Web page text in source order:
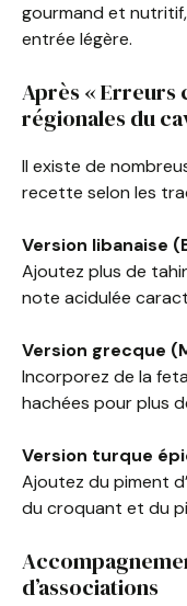
gourmand et
entrée légère.
Après « Erreurs
régionales du
Il existe de
recette selon les
Version libanaise
Ajoutez plus de
note acidulée
Version grecque
Incorporez de la
hachées pour plus
Version turque
Ajoutez du piment
du croquant et du
d’associations